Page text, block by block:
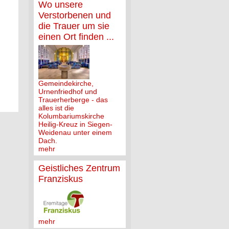
Wo unsere
Verstorbenen und
die Trauer um sie
einen Ort finden ...
Gemeindekirche,
Urnenfriedhof und
Trauerherberge - das
alles ist die
Kolumbariumskirche
Heilig-Kreuz in Siegen-
Weidenau unter einem
Dach.
mehr
Geistliches Zentrum
Franziskus
mehr